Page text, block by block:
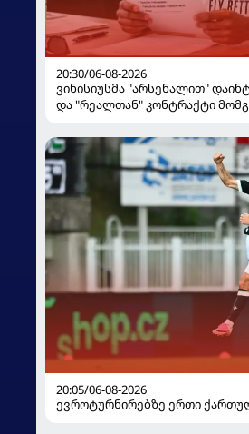
20:30/06-08-2026
ვინისიუსმა "არსენალით"
და "რეალთან" კონტრაქტი
20:05/06-08-2026
ევროტურნირებზე ერთი